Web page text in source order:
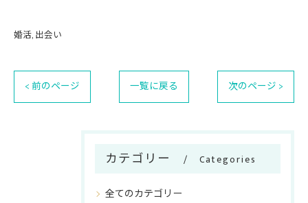
婚活 出会い
< 前のページ 一覧に戻る 次のページ >
カテゴリー Categories
全てのカテゴリー